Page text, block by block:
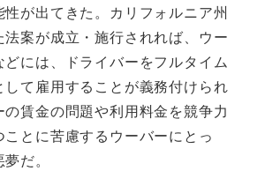
性が出てきた。カリフォルニア州
案が成立・施行されれば、ウー
には、ドライバーをフルタイム
して雇用することが義務付けられ
の賃金の問題や利用料金を競争力
とに苦慮するウーバーにとっ
だ。